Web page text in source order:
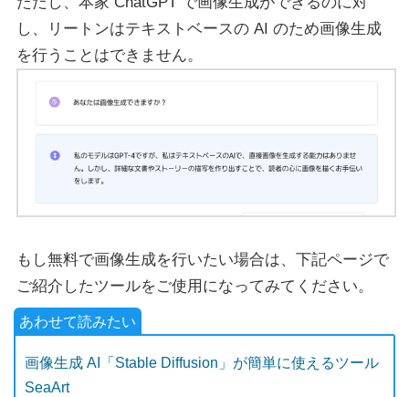
し、リートンはテキストベースの AI のため画像生成
を行うことはできません。
もし無料で画像生成を行いたい場合は、下記ページで
ご紹介したツールをご使用になってみてください。
画像生成 AI「Stable Diffusion」が簡単に使えるツール
SeaArt